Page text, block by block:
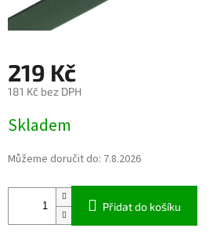
219 Kč
181 Kč bez DPH
cena:
Skladem
Můžeme doručit do: 7.8.2026
Přidat do košíku